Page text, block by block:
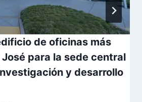
de oficinas más
para la sede central
y desarrollo